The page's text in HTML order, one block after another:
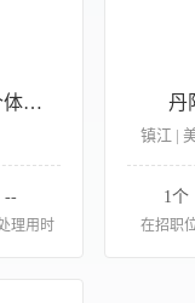
句容市桃夭夭娱乐服务部(个体工商户)
--
理用时
丹
镇江 |
1个
在招职